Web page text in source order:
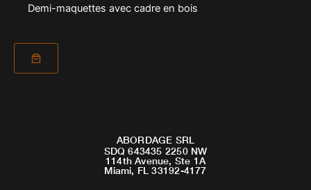
Demi-maquettes avec cadre en bois
ABORDAGE SRL
SDQ 643435 2250 NW
114th Avenue, Ste 1A
Miami, FL 33192-4177